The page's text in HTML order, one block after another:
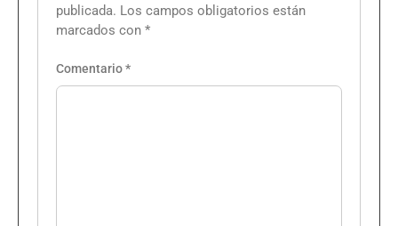
publicada. Los campos obligatorios están
marcados con *
Comentario*